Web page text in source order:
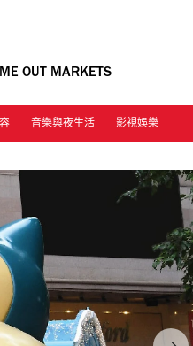
OUT MARKETS
音樂與夜生活 影視娛樂